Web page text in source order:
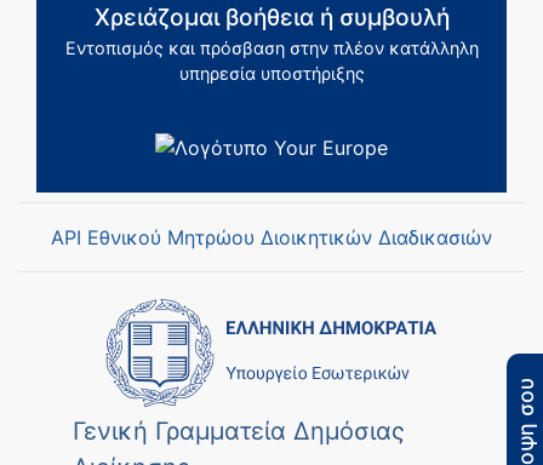
Χρειάζομαι βοήθεια ή συμβουλή
Εντοπισμός και πρόσβαση στην πλέον κατάλληλη
υπηρεσία υποστήριξης
API Εθνικού Μητρώου Διοικητικών Διαδικασιών
Γενική Γραμματεία Δημόσιας